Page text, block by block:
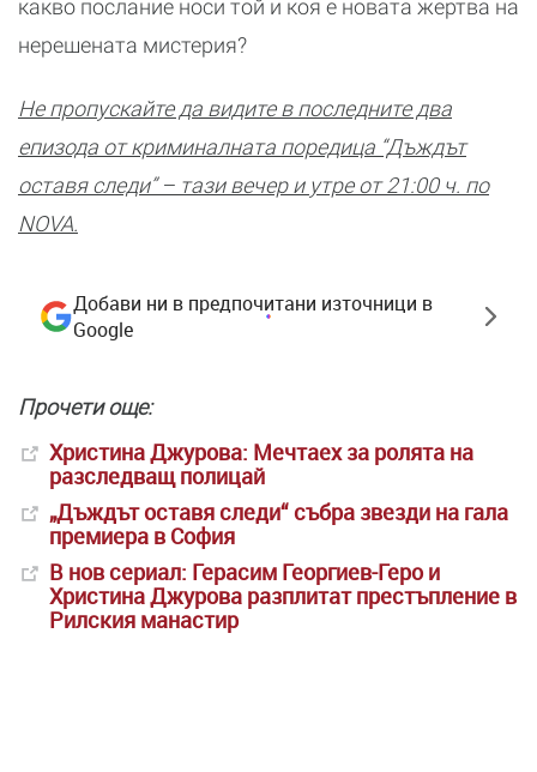
какво послание носи той и коя е новата жертва на
нерешената мистерия?
Не пропускайте да видите в последните два
епизода от криминалната поредица “Дъждът
оставя следи” – тази вечер и утре от 21:00 ч. по
NOVA.
Добави ни в предпочитани източници в
Google
Прочети още:
Христина Джурова: Мечтаех за ролята на
разследващ полицай
„Дъждът оставя следи“ събра звезди на гала
премиера в София
В нов сериал: Герасим Георгиев-Геро и
Христина Джурова разплитат престъпление в
Рилския манастир